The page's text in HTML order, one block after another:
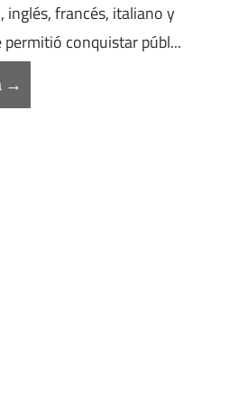
inglés, francés, italiano y
conquistar públ...
→